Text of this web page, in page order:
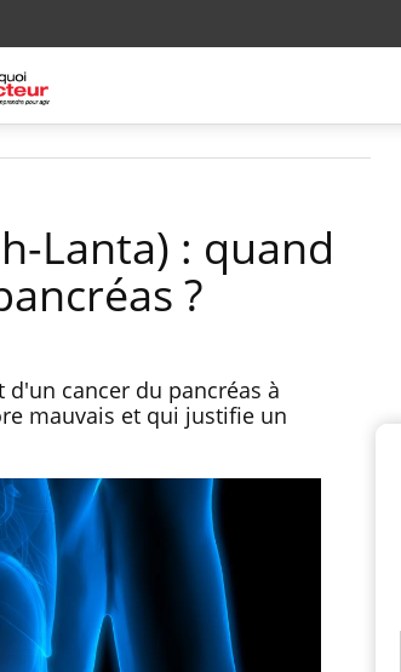
Lanta) : quand
?
cancer du pancréas à
mauvais et qui justifie un